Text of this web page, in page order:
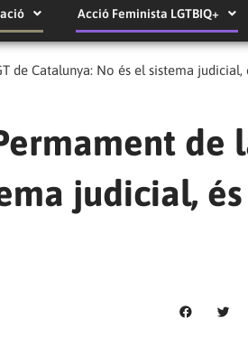
Acció Feminista LGTBIQ+
de Catalunya: No és el sistema
de
judicial,